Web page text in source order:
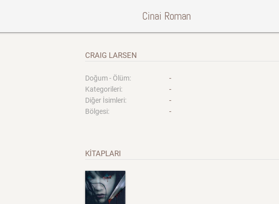
Cinai Roman
CRAIG LARSEN
Doğum - Ölüm: -
Kategorileri: -
Diğer İsimleri: -
Bölgesi: -
KİTAPLARI